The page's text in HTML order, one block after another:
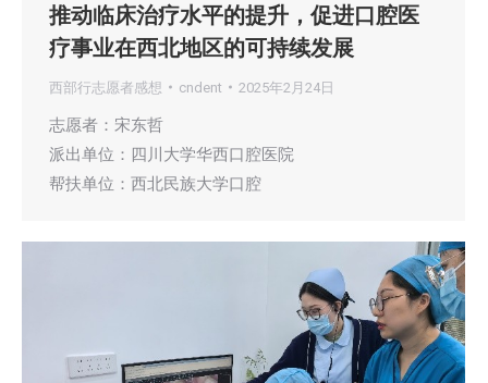
推动临床治疗水平的提升，促进口腔医
疗事业在西北地区的可持续发展
西部行志愿者感想 cndent 2025年2月24日
志愿者：宋东哲
派出单位：四川大学华西口腔医院
帮扶单位：西北民族大学口腔